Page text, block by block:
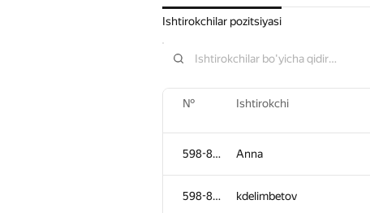
Ishtirokchilar pozitsiyasi
№ Ishtirokchi
598-854 Anna
598-854 kdelimbetov